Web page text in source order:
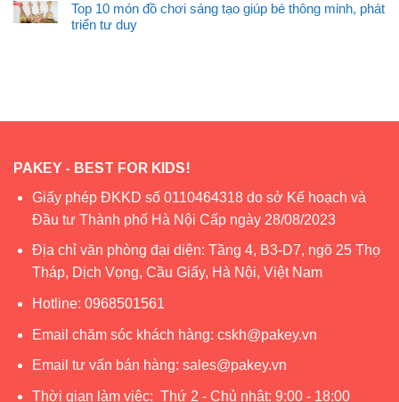
Top 10 món đồ chơi sáng tạo giúp bé thông minh, phát
triển tư duy
PAKEY - BEST FOR KIDS!
Giấy phép ĐKKD số 0110464318 do sở Kế hoạch và
Đầu tư Thành phố Hà Nội Cấp ngày 28/08/2023
Địa chỉ văn phòng đại diện: Tầng 4, B3-D7, ngõ 25 Thọ
Tháp, Dịch Vọng, Cầu Giấy, Hà Nội, Việt Nam
Hotline: 0968501561
Email chăm sóc khách hàng: cskh@pakey.vn
Email tư vấn bán hàng: sales@pakey.vn
Thời gian làm việc: Thứ 2 - Chủ nhật: 9:00 - 18:00